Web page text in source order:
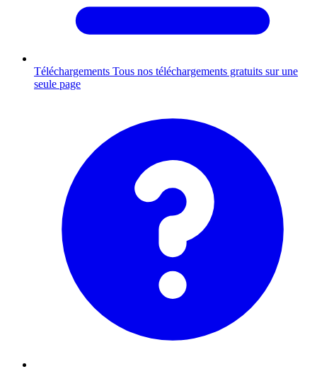
Téléchargements Tous nos téléchargements gratuits sur une
seule page